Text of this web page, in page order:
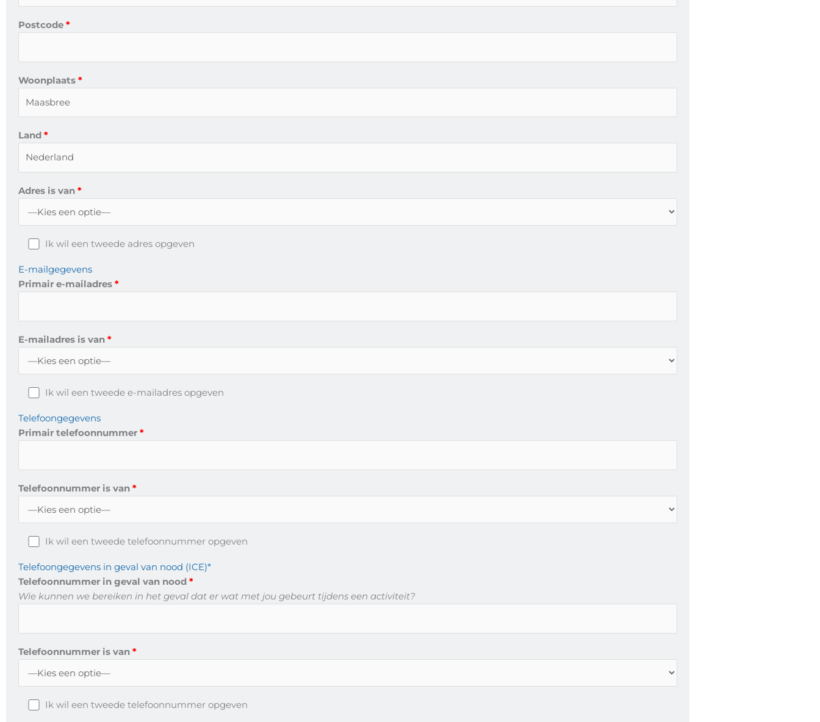
Postcode
Woonplaats
Land
Adres is van
Ik wil een tweede adres opgeven
E-mailgegevens
Primair e-mailadres
E-mailadres is van
Ik wil een tweede e-mailadres opgeven
Telefoongegevens
Primair telefoonnummer
Telefoonnummer is van
Ik wil een tweede telefoonnummer opgeven
Telefoongegevens in geval van nood (ICE)*
Telefoonnummer in geval van nood
Wie kunnen we bereiken in het geval dat er wat met jou gebeurt tijdens een activiteit?
Telefoonnummer is van
Ik wil een tweede telefoonnummer opgeven